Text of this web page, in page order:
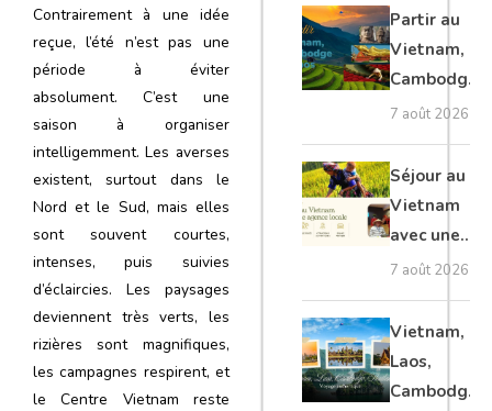
Contrairement à une idée
reçue, l’été n’est pas une
période à éviter
absolument. C’est une
saison à organiser
intelligemment. Les averses
existent, surtout dans le
Nord et le Sud, mais elles
sont souvent courtes,
intenses, puis suivies
d’éclaircies. Les paysages
deviennent très verts, les
rizières sont magnifiques,
les campagnes respirent, et
le Centre Vietnam reste
les
voyageurs
Partir au
Vietnam,
Cambodge
et Laos :
voyage
authentique
7 août 2026
Séjour au
Vietnam
avec une
agence
locale :
guide
complet
7 août 2026
Vietnam,
Laos,
Cambodge,